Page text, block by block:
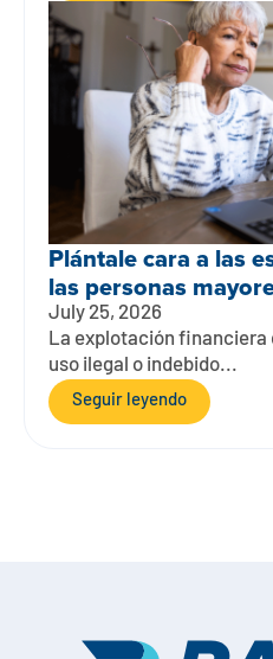
Plántale cara a las
las personas
July 25, 2026
La explotación financiera
uso ilegal o indebido...
Seguir leyendo